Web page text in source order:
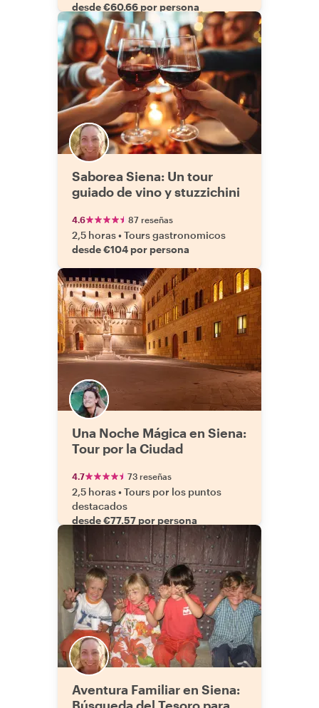
desde €60.66 por persona
Saborea Siena: Un tour
guiado de vino y stuzzichini
4.6 87 reseñas
2,5 horas•Tours gastronomicos
desde €104 por persona
Una Noche Mágica en Siena:
Tour por la Ciudad
4.7 73 reseñas
2,5 horas•Tours por los puntos
destacados
desde €77.57 por persona
Aventura Familiar en Siena: